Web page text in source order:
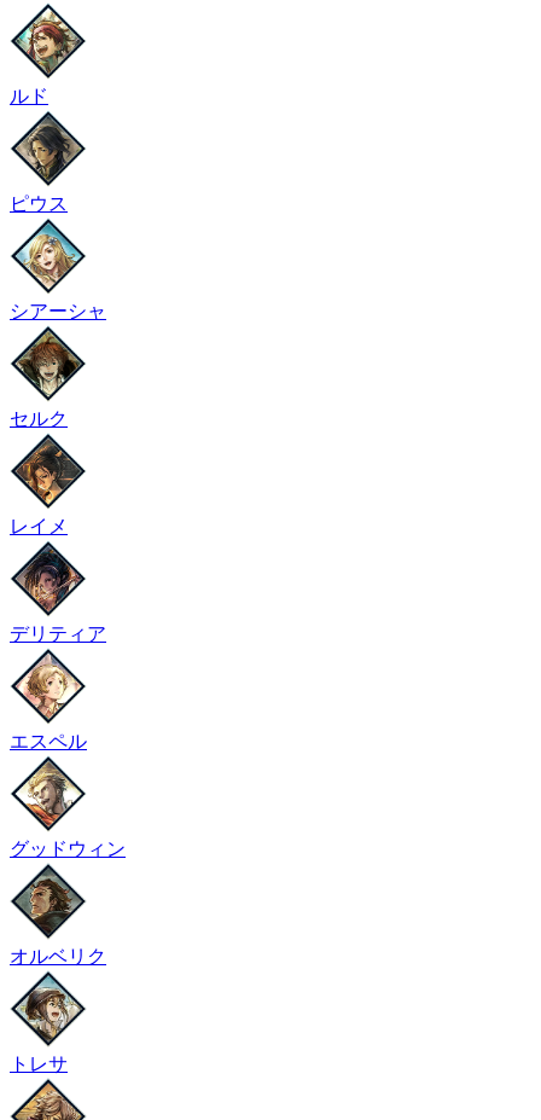
ルド
ピウス
シアーシャ
セルク
レイメ
デリティア
エスペル
グッドウィン
オルベリク
トレサ